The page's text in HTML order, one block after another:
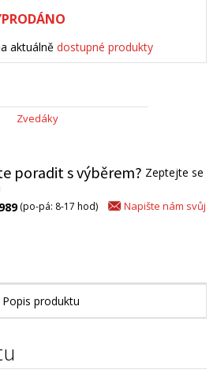
aktuálnědostupné produkty
Zvedáky
poradit s výběrem? Zeptejte se
(po-pá: 8-17 hod)
Napište nám svůj
Popis produktu